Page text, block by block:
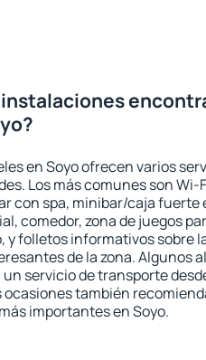
instalaciones
en Soyo ofrecen varios
Los más comunes son Wi-
con spa, minibar/caja
comedor, zona de juegos
y folletos informativos sobre
de la zona. Algunos
servicio de transporte
ocasiones también
importantes en Soyo.